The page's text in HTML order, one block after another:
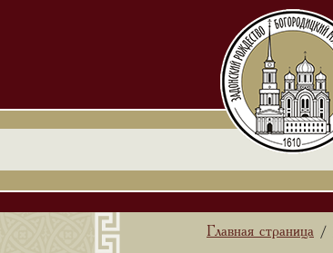
Главная страница /